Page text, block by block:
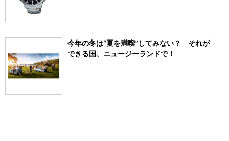
今年の冬は“夏を満喫”してみない？ それが
できる国、ニュージーランドで！